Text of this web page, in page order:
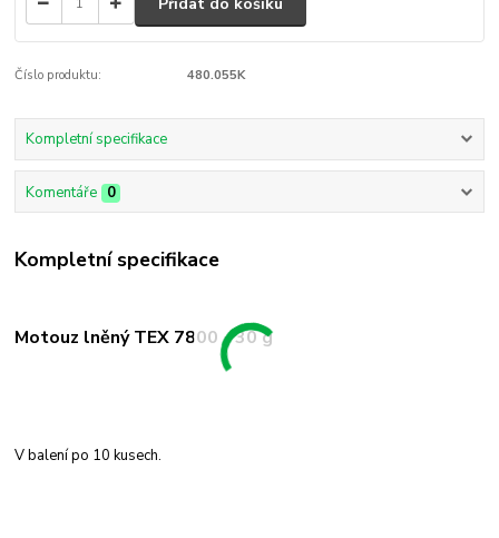
Číslo produktu: 480.055K
Kompletní specifikace
Komentáře 0
Kompletní specifikace
Motouz lněný TEX 7800 - 30 g
V balení po 10 kusech.